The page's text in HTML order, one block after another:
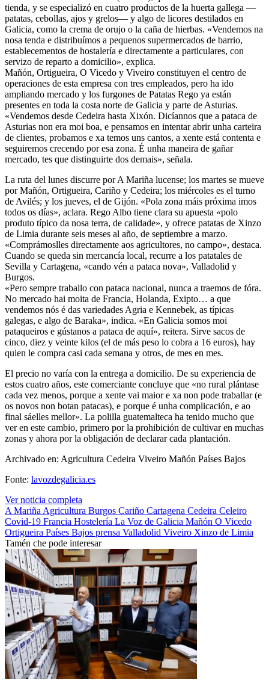
tienda, y se especializó en cuatro productos de la huerta gallega —
patatas, cebollas, ajos y grelos— y algo de licores destilados en
Galicia, como la crema de orujo o la caña de hierbas. «Vendemos na
nosa tenda e distribuímos a pequenos supermercados de barrio,
establecementos de hostalería e directamente a particulares, con
servizo de reparto a domicilio», explica.
Mañón, Ortigueira, O Vicedo y Viveiro constituyen el centro de
operaciones de esta empresa con tres empleados, pero ha ido
ampliando mercado y los furgones de Patatas Rego ya están
presentes en toda la costa norte de Galicia y parte de Asturias.
«Vendemos desde Cedeira hasta Xixón. Dicíannos que a pataca de
Asturias non era moi boa, e pensamos en intentar abrir unha carteira
de clientes, probamos e xa temos uns cantos, a xente está contenta e
seguiremos crecendo por esa zona. É unha maneira de gañar
mercado, tes que distinguirte dos demais», señala.
La ruta del lunes discurre por A Mariña lucense; los martes se mueve
por Mañón, Ortigueira, Cariño y Cedeira; los miércoles es el turno
de Avilés; y los jueves, el de Gijón. «Pola zona máis próxima imos
todos os días», aclara. Rego Albo tiene clara su apuesta «polo
produto típico da nosa terra, de calidade», y ofrece patatas de Xinzo
de Limia durante seis meses al año, de septiembre a marzo.
«Comprámoslles directamente aos agricultores, no campo», destaca.
Cuando se queda sin mercancía local, recurre a los patatales de
Sevilla y Cartagena, «cando vén a pataca nova», Valladolid y
Burgos.
«Pero sempre traballo con pataca nacional, nunca a traemos de fóra.
No mercado hai moita de Francia, Holanda, Exipto… a que
vendemos nós é das variedades Agria e Kennebek, as típicas
galegas, e algo de Baraka», indica. «En Galicia somos moi
pataqueiros e gústanos a pataca de aquí», reitera. Sirve sacos de
cinco, diez y veinte kilos (el de más peso lo cobra a 16 euros), hay
quien le compra casi cada semana y otros, de mes en mes.
El precio no varía con la entrega a domicilio. De su experiencia de
estos cuatro años, este comerciante concluye que «no rural plántase
cada vez menos, porque a xente vai maior e xa non pode traballar (e
os novos non botan patacas), e porque é unha complicación, e ao
final sáelles mellor». La polilla guatemalteca ha tenido mucho que
ver en este cambio, primero por la prohibición de cultivar en muchas
zonas y ahora por la obligación de declarar cada plantación.
Archivado en: Agricultura Cedeira Viveiro Mañón Países Bajos
Fonte: lavozdegalicia.es
Ver noticia completa
A Mariña Agricultura Burgos Cariño Cartagena Cedeira Celeiro
Covid-19 Francia Hostelería La Voz de Galicia Mañón O Vicedo
Ortigueira Países Bajos prensa Valladolid Viveiro Xinzo de Limia
Tamén che pode interesar